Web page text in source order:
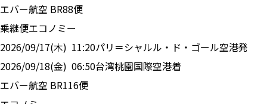
エバー航空 BR88便
乗継便エコノミー
2026/09/17(木) 11:20パリ＝シャルル・ド・ゴール空港発
2026/09/18(金) 06:50台湾桃園国際空港着
エバー航空 BR116便